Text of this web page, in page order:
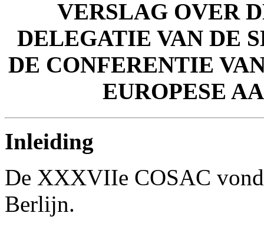
VERSLAG OVER
DELEGATIE VAN DE
DE CONFERENTIE
EUROPESE
Inleiding
De XXXVIIe COSAC
Berlijn.